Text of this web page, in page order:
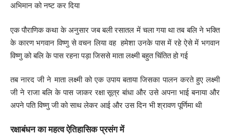
अभिमान को नष्ट कर दिया
एक पौराणिक कथा के अनुसार जब बली रसातल में चला गया था तब बलि ने भक्ति
के कारण भगवान विष्णु से वचन लिया वह हमेशा उनके पास में रहे ऐसे में भगवान
विष्णु को बलि के पास रहना पड़ा जिससे माता लक्ष्मी बहुत चिंतित हो गई
तब नारद जी ने माता लक्ष्मी को एक उपाय बताया जिसका पालन करते हुए लक्ष्मी
जी ने राजा बलि के पास जाकर रक्षा सूत्र बांधा और उसे अपना भाई बनाया और
अपने पति विष्णु जी को साथ लेकर आई और उस दिन भी श्रावण पूर्णिमा थी
रक्षाबंधन का महत्व ऐतिहासिक प्रसंग में